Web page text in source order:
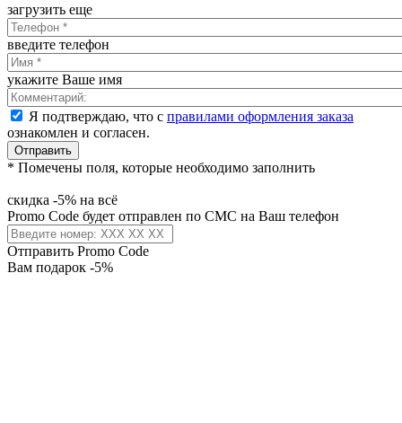
загрузить еще
введите телефон
укажите Ваше имя
Я подтверждаю, что с правилами оформления заказа
ознакомлен и согласен.
Отправить
* Помечены поля, которые необходимо заполнить
скидка -5% на всё
Promo Code будет отправлен по СМС на Ваш телефон
Отправить Promo Code
Вам подарок -5%